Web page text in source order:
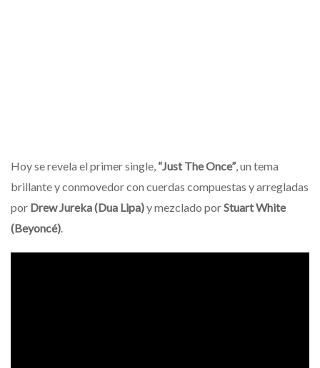
Hoy se revela el primer single, “Just The Once”, un tema
brillante y conmovedor con cuerdas compuestas y arregladas
por Drew Jureka (Dua Lipa)y mezclado porStuart White
(Beyoncé).